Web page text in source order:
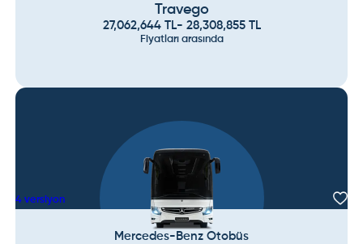
Travego
27,062,644TL- 28,308,855TL
Fiyatları arasında
4 versiyon
Mercedes-Benz Otobüs